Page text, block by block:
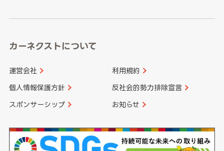
カーネクストについて
運営会社 利用規約
個人情報保護方針 反社会的勢力排除宣言
スポンサーシップ お知らせ